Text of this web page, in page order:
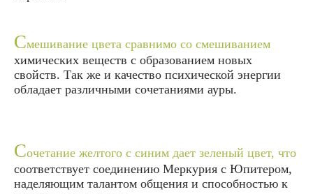
Смешивание цвета сравнимо со смешиванием
химических веществ с образованием новых
свойств. Так же и качество психической энергии
обладает различными сочетаниями ауры.
Сочетание желтого с синим дает зеленый цвет, что
соответствует соединению Меркурия с Юпитером,
наделяющим талантом общения и способностью к